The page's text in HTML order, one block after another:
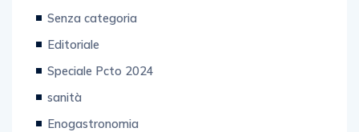
Senza categoria
Editoriale
Speciale Pcto 2024
sanità
Enogastronomia